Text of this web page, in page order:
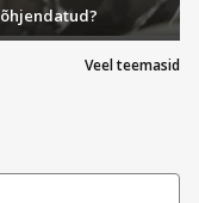
Veel teemasid